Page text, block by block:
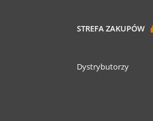
STREFA ZAKUPÓW
Dystrybutorzy